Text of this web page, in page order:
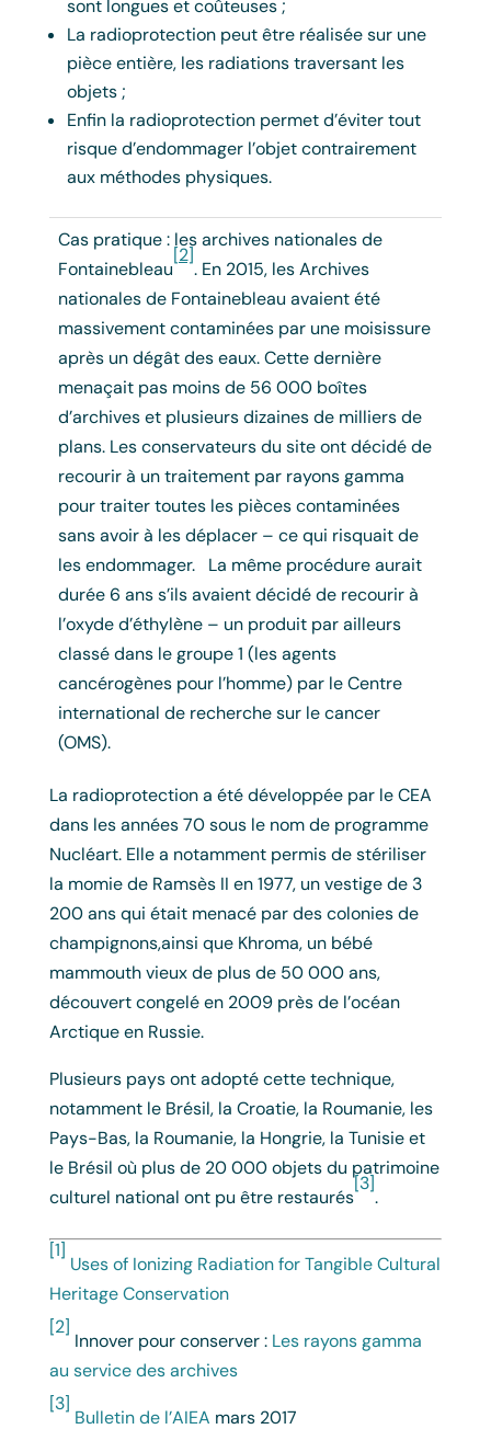
sont longues et coûteuses ;
La radioprotection peut être réalisée sur une
pièce entière, les radiations traversant les
objets ;
Enfin la radioprotection permet d’éviter tout
risque d’endommager l’objet contrairement
aux méthodes physiques.
Cas pratique : les archives nationales de
Fontainebleau
[2]
. En 2015, les Archives
nationales de Fontainebleau avaient été
massivement contaminées par une moisissure
après un dégât des eaux. Cette dernière
menaçait pas moins de 56 000 boîtes
d’archives et plusieurs dizaines de milliers de
plans. Les conservateurs du site ont décidé de
recourir à un traitement par rayons gamma
pour traiter toutes les pièces contaminées
sans avoir à les déplacer – ce qui risquait de
les endommager. La même procédure aurait
durée 6 ans s’ils avaient décidé de recourir à
l’oxyde d’éthylène – un produit par ailleurs
classé dans le groupe 1 (les agents
cancérogènes pour l’homme) par le Centre
international de recherche sur le cancer
(OMS).
La radioprotection a été développée par le CEA
dans les années 70 sous le nom de programme
Nucléart. Elle a notamment permis de stériliser
la momie de Ramsès II en 1977, un vestige de 3
200 ans qui était menacé par des colonies de
champignons,ainsi que Khroma, un bébé
mammouth vieux de plus de 50 000 ans,
découvert congelé en 2009 près de l’océan
Arctique en Russie.
Plusieurs pays ont adopté cette technique,
notamment le Brésil, la Croatie, la Roumanie, les
Pays-Bas, la Roumanie, la Hongrie, la Tunisie et
le Brésil où plus de 20 000 objets du patrimoine
culturel national ont pu être restaurés
[3]
.
[1]
Uses of Ionizing Radiation for Tangible Cultural
Heritage Conservation
[2]
Innover pour conserver : Les rayons gamma
au service des archives
[3]
Bulletin de l’AIEA mars 2017